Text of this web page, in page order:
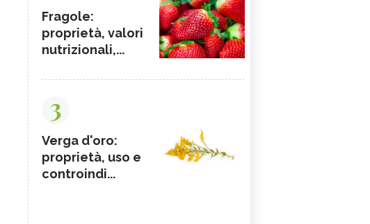
Fragole:
proprietà, valori
nutrizionali,...
3
Verga d'oro:
proprietà, uso e
controindi...